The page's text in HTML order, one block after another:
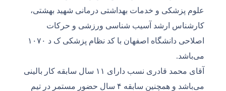
علوم پزشکی و خدمات بهداشتی درمانی شهید بهشتی،
کارشناس ارشد آسیب شناسی ورزشی و حرکات
اصلاحی دانشگاه اصفهان با کد نظام پزشکی ک د ۱۰۷۰
می‌باشد.
آقای محمد قادری نسب دارای ۱۱ سال سابقه کار بالینی
می‌باشد و همچنین سابقه ۴ سال حضور مستمر در تیم